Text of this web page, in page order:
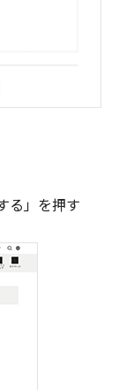
る」を押す